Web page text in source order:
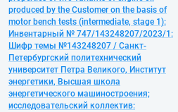
produced by the Customer on the basis of
motor bench tests (intermediate, stage 1):
Инвентарный № 747/143248207/2023/1:
Шифр темы №143248207 / Санкт-
Петербургский политехнический
университет Петра Великого, Институт
энергетики, Высшая школа
энергетического машиностроения;
исследовательский коллектив: